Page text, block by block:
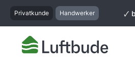
Zur Hauptnavigation
Privatkunde Handwerker 🗸